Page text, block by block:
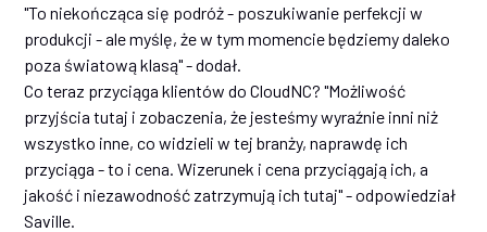
"To niekończąca się podróż - poszukiwanie perfekcji w
produkcji - ale myślę, że w tym momencie będziemy daleko
poza światową klasą" - dodał.
Co teraz przyciąga klientów do CloudNC? "Możliwość
przyjścia tutaj i zobaczenia, że jesteśmy wyraźnie inni niż
wszystko inne, co widzieli w tej branży, naprawdę ich
przyciąga - to i cena. Wizerunek i cena przyciągają ich, a
jakość i niezawodność zatrzymują ich tutaj" - odpowiedział
Saville.